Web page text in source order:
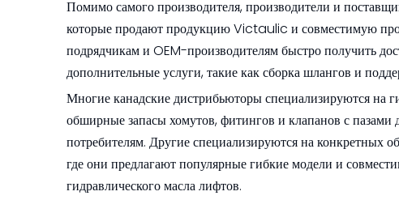
Помимо самого производителя, производители и
которые продают продукцию Victaulic и совместимую
подрядчикам и OEM-производителям быстро получить
дополнительные услуги, такие как сборка шлангов и
Многие канадские дистрибьюторы специализируются
обширные запасы хомутов, фитингов и клапанов с
потребителям. Другие специализируются на конкретных
где они предлагают популярные гибкие модели и
гидравлического масла лифтов.